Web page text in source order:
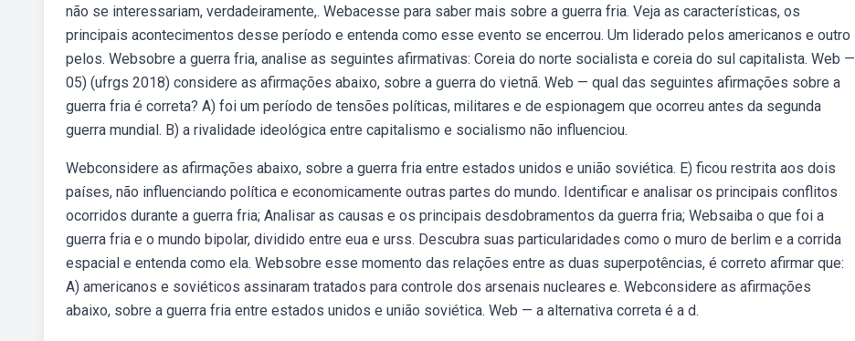
não se interessariam, verdadeiramente,. Webacesse para saber mais sobre a guerra fria. Veja as características, os
principais acontecimentos desse período e entenda como esse evento se encerrou. Um liderado pelos americanos e outro
pelos. Websobre a guerra fria, analise as seguintes afirmativas: Coreia do norte socialista e coreia do sul capitalista. Web —
05) (ufrgs 2018) considere as afirmações abaixo, sobre a guerra do vietnã. Web — qual das seguintes afirmações sobre a
guerra fria é correta? A) foi um período de tensões políticas, militares e de espionagem que ocorreu antes da segunda
guerra mundial. B) a rivalidade ideológica entre capitalismo e socialismo não influenciou.
Webconsidere as afirmações abaixo, sobre a guerra fria entre estados unidos e união soviética. E) ficou restrita aos dois
países, não influenciando política e economicamente outras partes do mundo. Identificar e analisar os principais conflitos
ocorridos durante a guerra fria; Analisar as causas e os principais desdobramentos da guerra fria; Websaiba o que foi a
guerra fria e o mundo bipolar, dividido entre eua e urss. Descubra suas particularidades como o muro de berlim e a corrida
espacial e entenda como ela. Websobre esse momento das relações entre as duas superpotências, é correto afirmar que:
A) americanos e soviéticos assinaram tratados para controle dos arsenais nucleares e. Webconsidere as afirmações
abaixo, sobre a guerra fria entre estados unidos e união soviética. Web — a alternativa correta é a d.